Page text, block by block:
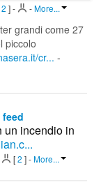
2 ]- -More...
grandi come 27
piccolo
cr... -
feed
un incendio in
[2 ]-More...